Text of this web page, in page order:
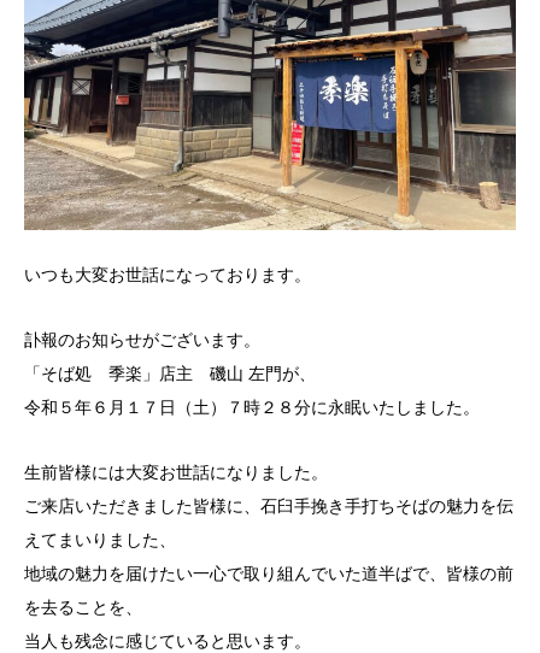
いつも大変お世話になっております。
訃報のお知らせがございます。
「そば処 季楽」店主 磯山 左門が、
令和５年６月１７日（土）７時２８分に永眠いたしました。
生前皆様には大変お世話になりました。
ご来店いただきました皆様に、石臼手挽き手打ちそばの魅力を伝
えてまいりました、
地域の魅力を届けたい一心で取り組んでいた道半ばで、皆様の前
を去ることを、
当人も残念に感じていると思います。